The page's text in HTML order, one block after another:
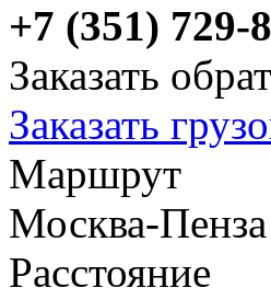
+7 (351) 729-
Заказать
Заказать
Маршрут
Москва-Пенза
Расстояние